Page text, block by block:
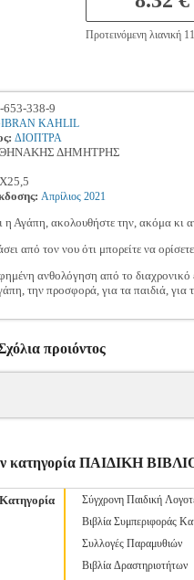
Προτεινόμενη λιανική
653-338-9
KAHLIL
ΔΙΟΠΤΡΑ
ΔΗΜΗΤΡΗΣ
Απρίλιος 2021
η Αγάπη, ακολουθήστε την, ακόμα κι
από τον νου ότι μπορείτε να
ανθολόγηση από το
την προσφορά, για τα παιδιά, για
προιόντος
κατηγορία ΠΑΙΔΙΚΗ
Κατηγορία Σύγχρονη Παιδική
Βιβλία Συμπεριφοράς
Συλλογές Παραμυθιών
Βιβλία Δραστηριοτήτων